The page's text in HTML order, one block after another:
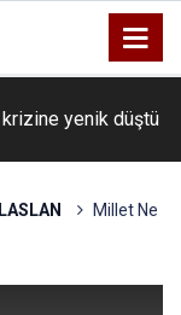
krizine yenik düştü
Millet Ne